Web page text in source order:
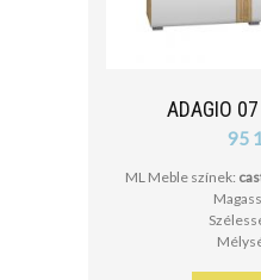
cm
ADAGIO
95
ML Meble színek: